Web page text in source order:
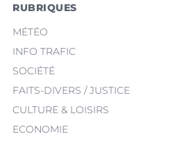
RUBRIQUES
MÉTÉO
INFO TRAFIC
SOCIÉTÉ
FAITS-DIVERS / JUSTICE
CULTURE & LOISIRS
ECONOMIE